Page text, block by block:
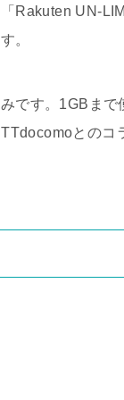
Rakuten UN-
。
です。1GBま
との